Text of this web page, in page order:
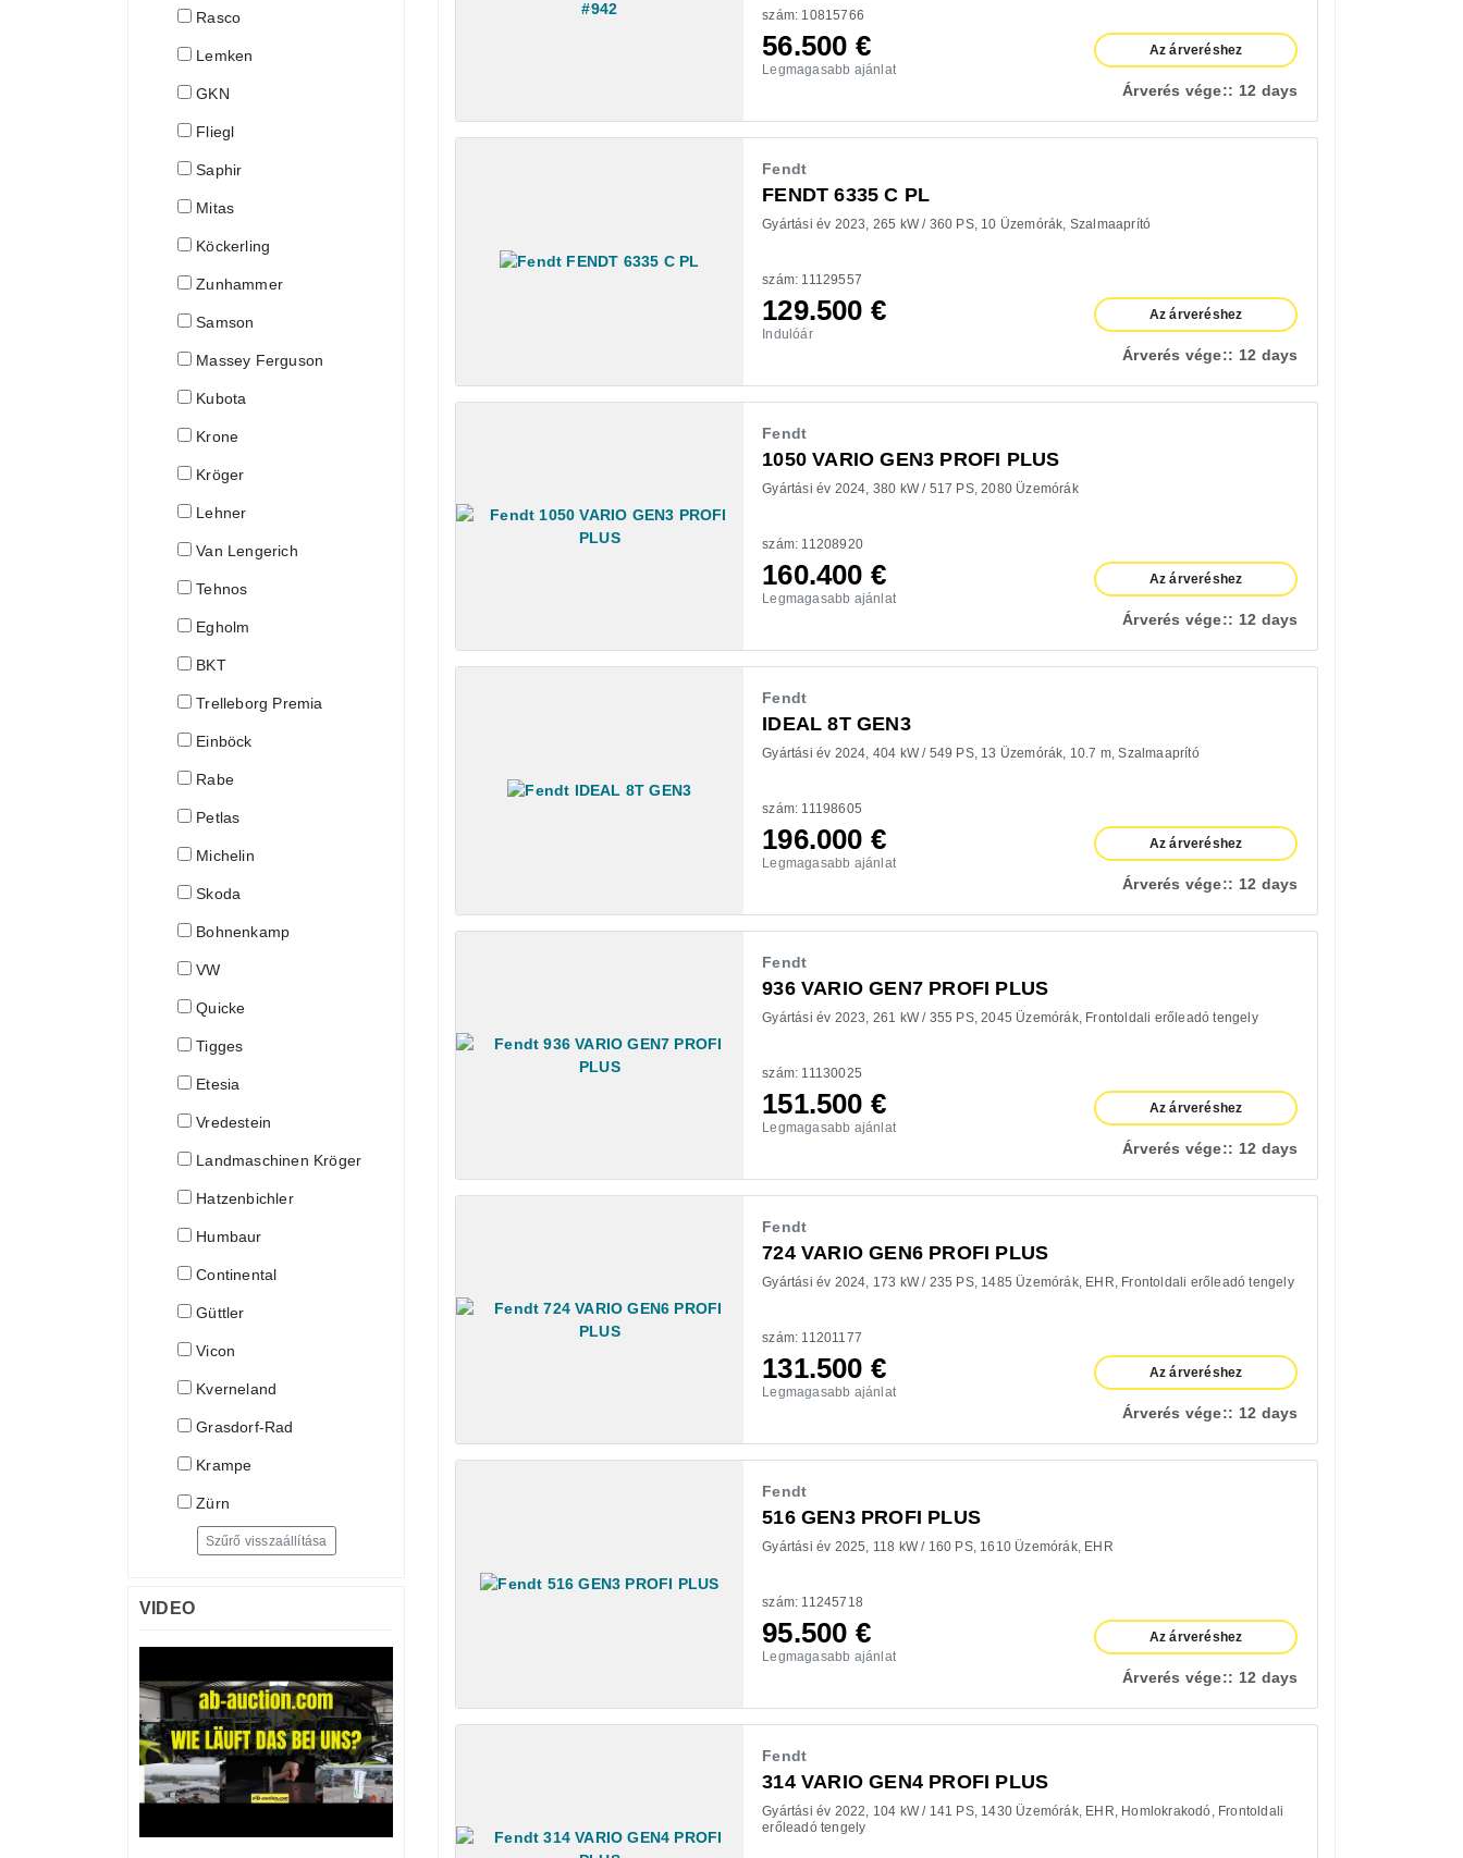
Rasco
Lemken
GKN
Fliegl
Saphir
Mitas
Köckerling
Zunhammer
Samson
Massey Ferguson
Kubota
Krone
Kröger
Lehner
Van Lengerich
Tehnos
Egholm
BKT
Trelleborg Premia
Einböck
Rabe
Petlas
Michelin
Skoda
Bohnenkamp
VW
Quicke
Tigges
Etesia
Vredestein
Landmaschinen Kröger
Hatzenbichler
Humbaur
Continental
Güttler
Vicon
Kverneland
Grasdorf-Rad
Krampe
Zürn
Szűrő visszaállítása
VIDEO
szám: 10815766
56.500 €
Legmagasabb ajánlat
Az árveréshez
Árverés vége:: 12 days
Fendt
FENDT 6335 C PL
Gyártási év 2023 265 kW / 360 PS 10 Üzemórák Szalmaaprító
szám: 11129557
129.500 €
Indulóár
Az árveréshez
Árverés vége:: 12 days
Fendt
1050 VARIO GEN3 PROFI PLUS
Gyártási év 2024 380 kW / 517 PS 2080 Üzemórák
szám: 11208920
160.400 €
Legmagasabb ajánlat
Az árveréshez
Árverés vége:: 12 days
Fendt
IDEAL 8T GEN3
Gyártási év 2024 404 kW / 549 PS 13 Üzemórák 10.7 m Szalmaaprító
szám: 11198605
196.000 €
Legmagasabb ajánlat
Az árveréshez
Árverés vége:: 12 days
Fendt
936 VARIO GEN7 PROFI PLUS
Gyártási év 2023 261 kW / 355 PS 2045 Üzemórák Frontoldali erőleadó tengely
szám: 11130025
151.500 €
Legmagasabb ajánlat
Az árveréshez
Árverés vége:: 12 days
Fendt
724 VARIO GEN6 PROFI PLUS
Gyártási év 2024 173 kW / 235 PS 1485 Üzemórák EHR Frontoldali erőleadó tengely
szám: 11201177
131.500 €
Legmagasabb ajánlat
Az árveréshez
Árverés vége:: 12 days
Fendt
516 GEN3 PROFI PLUS
Gyártási év 2025 118 kW / 160 PS 1610 Üzemórák EHR
szám: 11245718
95.500 €
Legmagasabb ajánlat
Az árveréshez
Árverés vége:: 12 days
Fendt
314 VARIO GEN4 PROFI PLUS
Gyártási év 2022 104 kW / 141 PS 1430 Üzemórák EHR Homlokrakodó Frontoldali
erőleadó tengely